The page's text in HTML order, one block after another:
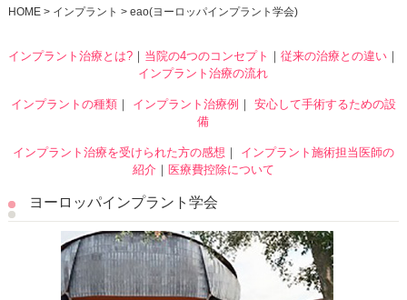
治療の流れ
院内ツアー
院長・スタッフ紹介
地図・アクセス
HOME> インプラント > eao(ヨーロッパインプラント学会)
インプラント治療とは?｜ 当院の4つのコンセプト ｜ 従来の治療との違い｜
インプラント治療の流れ
インプラントの種類｜ インプラント治療例 ｜
安心して手術するための設
備
インプラント治療を受けられた方の感想 ｜
インプラント施術担当医師の
紹介｜ 医療費控除について
ヨーロッパインプラント学会